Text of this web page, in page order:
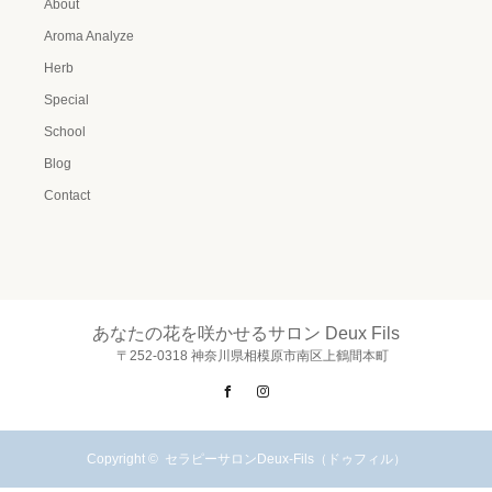
About
Aroma Analyze
Herb
Special
School
Blog
Contact
あなたの花を咲かせるサロン Deux Fils
〒252-0318 神奈川県相模原市南区上鶴間本町
Facebook
Copyright © セラピーサロンDeux-Fils（ドゥフィル）